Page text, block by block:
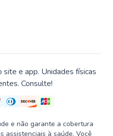
site e app. Unidades físicas
Consulte!
e não garante a cobertura
assistenciais à saúde. Você